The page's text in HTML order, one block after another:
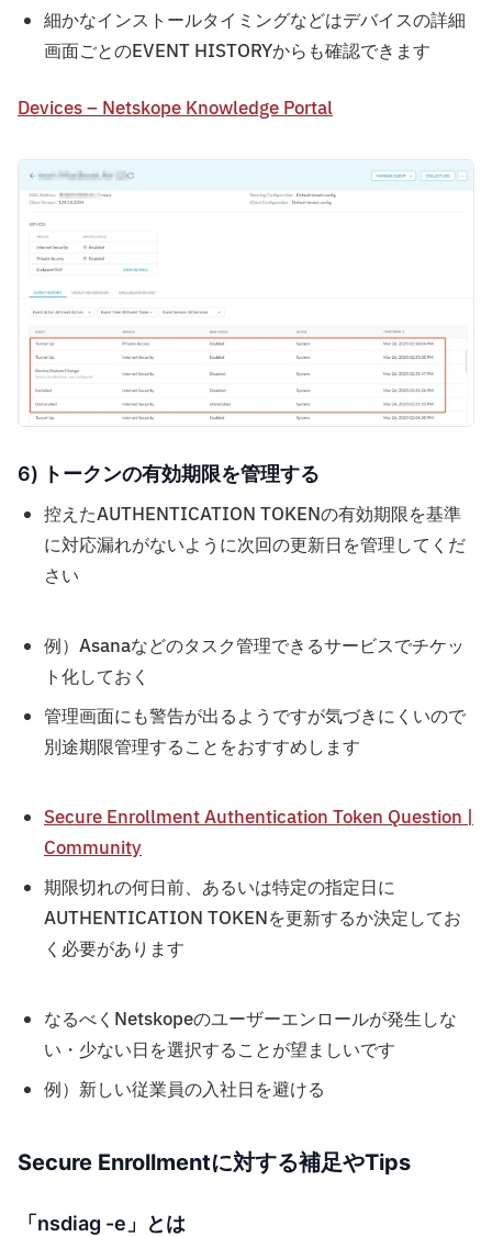
細かなインストールタイミングなどはデバイスの詳細
画面ごとのEVENT HISTORYからも確認できます
Devices – Netskope Knowledge Portal
6) トークンの有効期限を管理する
控えたAUTHENTICATION TOKENの有効期限を基準
に対応漏れがないように次回の更新日を管理してくだ
さい
例）Asanaなどのタスク管理できるサービスでチケッ
ト化しておく
管理画面にも警告が出るようですが気づきにくいので
別途期限管理することをおすすめします
Secure Enrollment Authentication Token Question |
Community
期限切れの何日前、あるいは特定の指定日に
AUTHENTICATION TOKENを更新するか決定してお
く必要があります
なるべくNetskopeのユーザーエンロールが発生しな
い・少ない日を選択することが望ましいです
例）新しい従業員の入社日を避ける
Secure Enrollmentに対する補足やTips
「nsdiag -e」とは